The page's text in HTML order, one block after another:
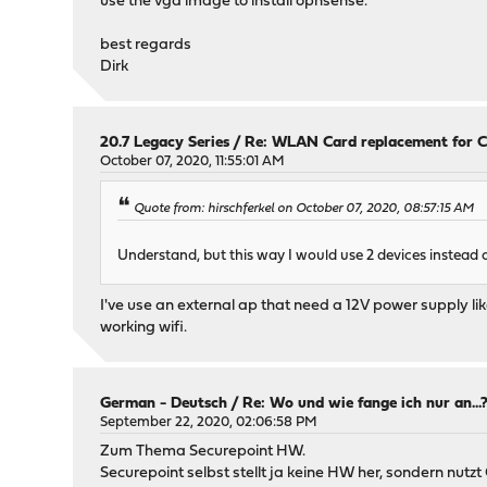
best regards
Dirk
20.7 Legacy Series /Re: WLAN Card replacement for
October 07, 2020, 11:55:01 AM
Quote from: hirschferkel on October 07, 2020, 08:57:15 AM
Understand, but this way I would use 2 devices instead
I've use an external ap that need a 12V power supply
working wifi.
German - Deutsch /Re: Wo und wie fange ich nur
September 22, 2020, 02:06:58 PM
Zum Thema Securepoint HW.
Securepoint selbst stellt ja keine HW her, sondern